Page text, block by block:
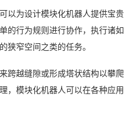
以为设计模块化机器人提供宝贵
的行为规则进行协作，执行诸如
狭窄空间之类的任务。
跨越缝隙或形成塔状结构以攀爬
，模块化机器人可以在各种应用